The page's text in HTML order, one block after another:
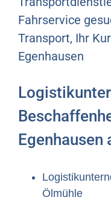
Fahrservice
Transport, Ihr
Egenhausen
Egenhausen
Ölmühle